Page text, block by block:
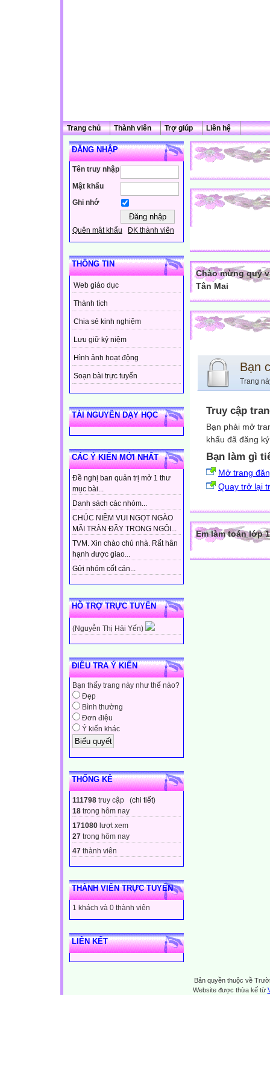
Trang chủ Thành viên Trợ giúp Liên hệ
ĐĂNG NHẬP
Tên truy nhập
Mật khẩu
Ghi nhớ
Quên mật khẩu ĐK thành viên
THÔNG TIN
Web giáo dục
Thành tích
Chia sẻ kinh nghiệm
Lưu giữ kỷ niệm
Hình ảnh hoạt động
Soạn bài trực tuyến
TÀI NGUYÊN DẠY HỌC
CÁC Ý KIẾN MỚI NHẤT
Đề nghị ban quản trị mở 1 thư
mục bài...
Danh sách các nhóm...
CHÚC NIỀM VUI NGỌT NGÀO
MÃI TRÀN ĐẦY TRONG NGÔI...
TVM. Xin chào chủ nhà. Rất hân
hạnh được giao...
Gửi nhóm cốt cán...
HỖ TRỢ TRỰC TUYẾN
(Nguyễn Thị Hải Yến)
ĐIỀU TRA Ý KIẾN
Bạn thấy trang này như thế nào?
Đẹp
Bình thường
Đơn điệu
Ý kiến khác
THỐNG KÊ
111798 truy cập (chi tiết)
18 trong hôm nay
171080 lượt xem
27 trong hôm nay
47 thành viên
THÀNH VIÊN TRỰC TUYẾN
1 khách và 0 thành viên
LIÊN KẾT
Chào mừng quý
Tân Mai
Bạn
Trang
Truy cập
Bạn phải mở
khẩu đã đăng
Bạn làm gì
Mở trang
Quay trở lại
Em làm toán lớp 1
Bản quyền thuộc về
Website được thừa kế từ